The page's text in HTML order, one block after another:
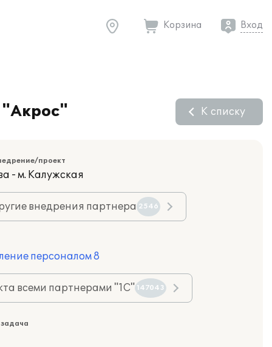
Корзина Вход
К списку
проект
- м. Калужская
внедрения партнера 2546
персоналом 8
всеми партнерами "1С" 147043